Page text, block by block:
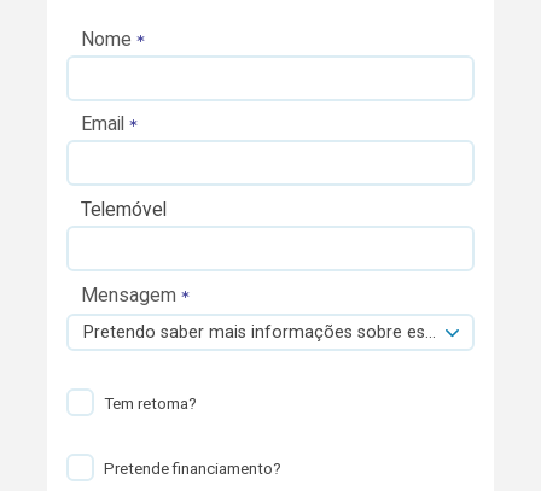
Nome
Email
Telemóvel
Mensagem
Pretendo saber mais informações sobre esta viatura.
Tem retoma?
Pretende financiamento?